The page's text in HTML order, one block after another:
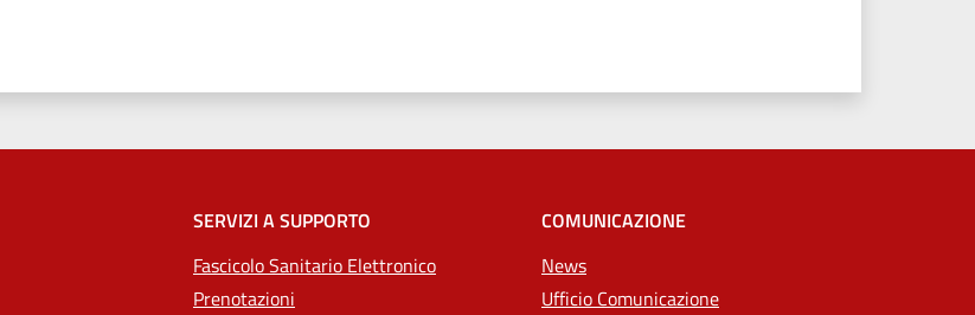
SERVIZI A SUPPORTO
Fascicolo Sanitario Elettronico
Prenotazioni
COMUNICAZIONE
News
Ufficio Comunicazione